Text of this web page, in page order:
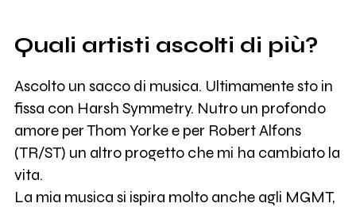
Quali artisti ascolti di più?
Ascolto un sacco di musica. Ultimamente sto in
fissa con Harsh Symmetry. Nutro un profondo
amore per Thom Yorke e per Robert Alfons
(TR/ST) un altro progetto che mi ha cambiato la
vita.
La mia musica si ispira molto anche agli MGMT,